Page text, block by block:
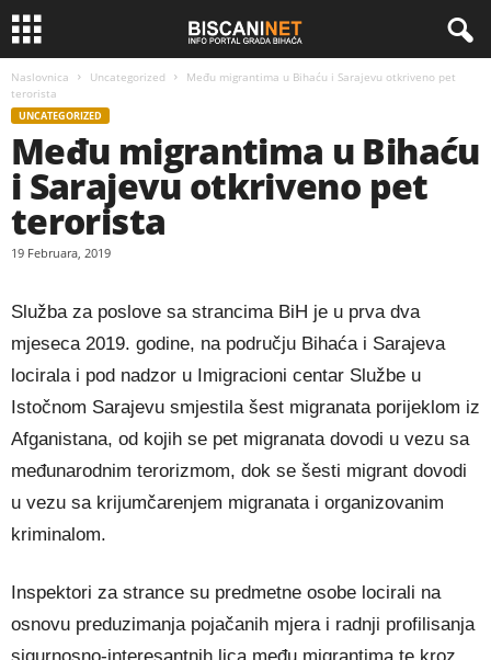
Naslovnica Uncategorized
Među migrantima u Bihaću i Sarajevu otkriveno pet
terorista
UNCATEGORIZED
Među migrantima u Bihaću
i Sarajevu otkriveno pet
terorista
19 Februara, 2019
Služba za poslove sa strancima BiH je u prva dva
mjeseca 2019. godine, na području Bihaća i Sarajeva
locirala i pod nadzor u Imigracioni centar Službe u
Istočnom Sarajevu smjestila šest migranata porijeklom iz
Afganistana, od kojih se pet migranata dovodi u vezu sa
međunarodnim terorizmom, dok se šesti migrant dovodi
u vezu sa krijumčarenjem migranata i organizovanim
kriminalom.
Inspektori za strance su predmetne osobe locirali na
osnovu preduzimanja pojačanih mjera i radnji profilisanja